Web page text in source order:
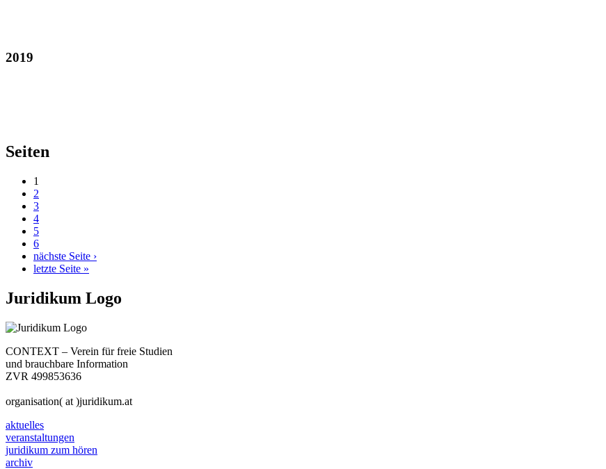
2019
Seiten
1
2
3
4
5
6
nächste Seite ›
letzte Seite »
Juridikum Logo
CONTEXT – Verein für freie Studien
und brauchbare Information
ZVR 499853636
organisation( at )juridikum.at
aktuelles
veranstaltungen
juridikum zum hören
archiv